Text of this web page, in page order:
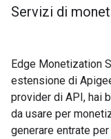
Servizi di
Edge Monetization
estensione di
provider di API, hai
da usare per
generare entrate